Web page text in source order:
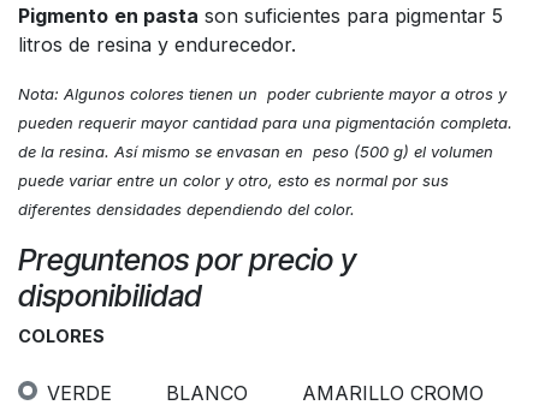
Pigmento en pasta son suficientes para pigmentar 5
litros de resina y endurecedor.
Nota: Algunos colores tienen un poder cubriente mayor a otros y
pueden requerir mayor cantidad para una pigmentación completa.
de la resina. Así mismo se envasan en peso (500 g) el volumen
puede variar entre un color y otro, esto es normal por sus
diferentes densidades dependiendo del color.
Preguntenos por precio y
disponibilidad
COLORES
VERDE BLANCO AMARILLO CROMO